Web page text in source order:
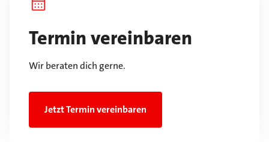
Termin vereinbaren
Wir beraten dich gerne.
Jetzt Termin vereinbaren